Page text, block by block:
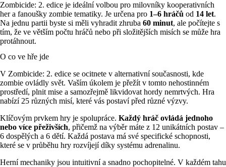
Zombicide: 2. edice je ideální volbou pro milovníky kooperativních
her a fanoušky zombie tematiky. Je určena pro 1–6 hráčů od 14 let.
Na jednu partii byste si měli vyhradit zhruba 60 minut, ale počítejte s
tím, že ve větším počtu hráčů nebo při složitějších misích se může hra
protáhnout.
O co ve hře jde
V Zombicide: 2. edice se ocitnete v alternativní současnosti, kde
zombie ovládly svět. Vaším úkolem je přežít v tomto nehostinném
prostředí, plnit mise a samozřejmě likvidovat hordy nemrtvých. Hra
nabízí 25 různých misí, které vás postaví před různé výzvy.
Klíčovým prvkem hry je spolupráce. Každý hráč ovládá jednoho
nebo více přeživších, přičemž na výběr máte z 12 unikátních postav –
6 dospělých a 6 dětí. Každá postava má své specifické schopnosti,
které se v průběhu hry rozvíjejí díky systému adrenalinu.
Herní mechaniky jsou intuitivní a snadno pochopitelné. V každém tahu